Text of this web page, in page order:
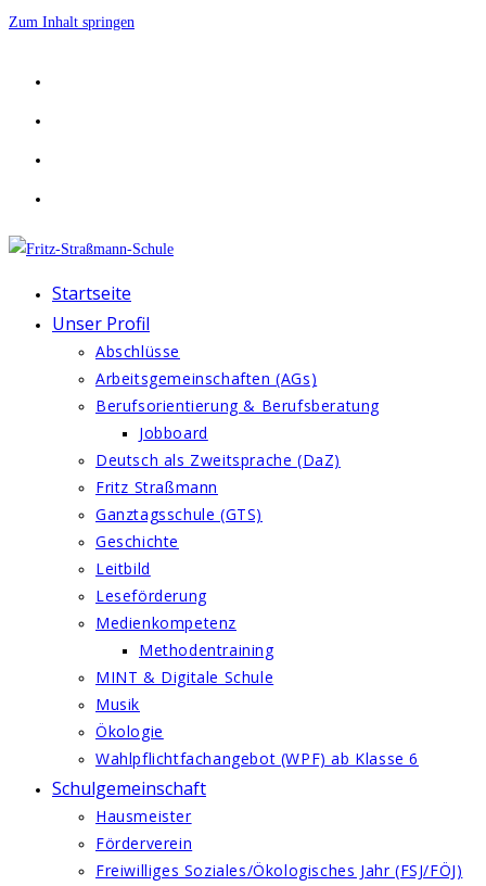
Zum Inhalt springen
Startseite
Unser Profil
Abschlüsse
Arbeitsgemeinschaften (AGs)
Berufsorientierung & Berufsberatung
Jobboard
Deutsch als Zweitsprache (DaZ)
Fritz Straßmann
Ganztagsschule (GTS)
Geschichte
Leitbild
Leseförderung
Medienkompetenz
Methodentraining
MINT & Digitale Schule
Musik
Ökologie
Wahlpflichtfachangebot (WPF) ab Klasse 6
Schulgemeinschaft
Hausmeister
Förderverein
Freiwilliges Soziales/Ökologisches Jahr (FSJ/FÖJ)